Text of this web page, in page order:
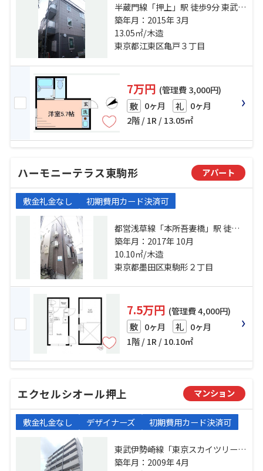
半蔵門線「押上」駅 徒歩9分 東武亀
戸線「小村井」駅 徒歩14分 東武亀
戸線「東あずま」駅 徒歩18分
築年月：2015年 3月
13.05㎡/木造
東京都江東区亀戸３丁目
7万円 (管理費 3,000円)
敷 0ヶ月 礼 0ヶ月
2階 / 1R / 13.05㎡
ハーモニーテラス東駒形 アパート
敷金礼金なし 初期費用カード決済可
都営浅草線「本所吾妻橋」駅 徒歩5
分 銀座線「浅草」駅 徒歩10分 半蔵
門線「押上」駅 徒歩17分
築年月：2017年 10月
10.10㎡/木造
東京都墨田区東駒形２丁目
7.5万円 (管理費 4,000円)
敷 0ヶ月 礼 0ヶ月
1階 / 1R / 10.10㎡
エクセルシオール押上 マンション
敷金礼金なし デザイナーズ 初期費用カード決済可
東武伊勢崎線「東京スカイツリー」
駅 徒歩7分 半蔵門線「押上」駅 徒
築年月：2009年 4月